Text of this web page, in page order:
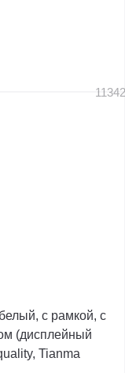
с рамкой, с
(дисплейный
Tianma